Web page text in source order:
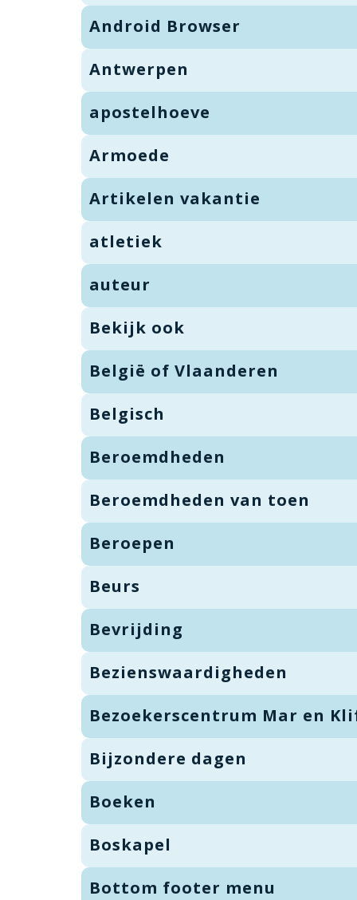
Android Browser
Antwerpen
apostelhoeve
Armoede
Artikelen vakantie
atletiek
auteur
Bekijk ook
België of Vlaanderen
Belgisch
Beroemdheden
Beroemdheden van toen
Beroepen
Beurs
Bevrijding
Bezienswaardigheden
Bezoekerscentrum Mar en
Bijzondere dagen
Boeken
Boskapel
Bottom footer menu